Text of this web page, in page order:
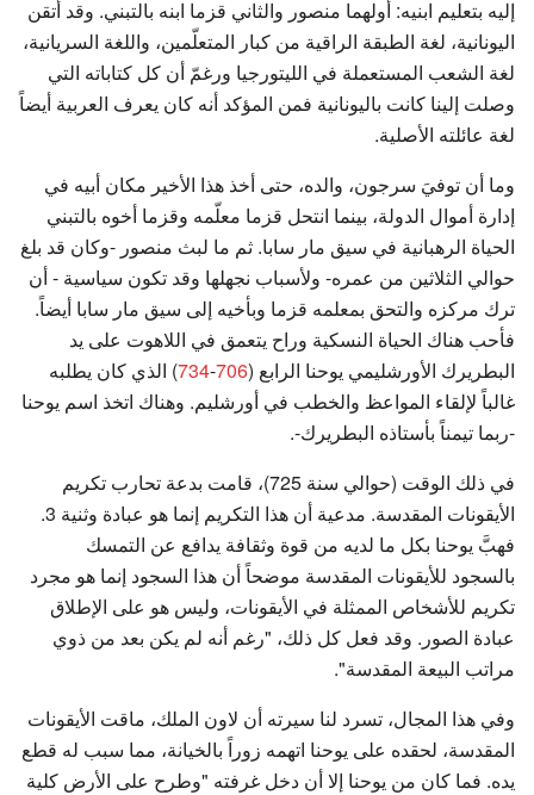
إليه بتعليم ابنيه: أولهما منصور والثاني قزما ابنه بالتبني. وقد أتقن
اليونانية، لغة الطبقة الراقية من كبار المتعلّمين، واللغة السريانية،
لغة الشعب المستعملة في الليتورجيا ورغمّ أن كل كتاباته التي
وصلت إلينا كانت باليونانية فمن المؤكد أنه كان يعرف العربية أيضاً
لغة عائلته الأصلية.
وما أن توفيَ سرجون، والده، حتى أخذ هذا الأخير مكان أبيه في
إدارة أموال الدولة، بينما انتحل قزما معلّمه وقزما أخوه بالتبني
الحياة الرهبانية في سيق مار سابا. ثم ما لبث منصور -وكان قد بلغ
حوالي الثلاثين من عمره- ولأسباب نجهلها وقد تكون سياسية - أن
ترك مركزه والتحق بمعلمه قزما وبأخيه إلى سيق مار سابا أيضاً.
فأحب هناك الحياة النسكية وراح يتعمق في اللاهوت على يد
البطريرك الأورشليمي يوحنا الرابع (706
-
734) الذي كان يطلبه
غالباً لإلقاء المواعظ والخطب في أورشليم. وهناك اتخذ اسم يوحنا
-ربما تيمناً بأستاذه البطريرك-.
في ذلك الوقت (حوالي سنة 725)، قامت بدعة تحارب تكريم
الأيقونات المقدسة. مدعية أن هذا التكريم إنما هو عبادة وثنية 3.
فهبَّ يوحنا بكل ما لديه من قوة وثقافة يدافع عن التمسك
بالسجود للأيقونات المقدسة موضحاً أن هذا السجود إنما هو مجرد
تكريم للأشخاص الممثلة في الأيقونات، وليس هو على الإطلاق
عبادة الصور. وقد فعل كل ذلك، "رغم أنه لم يكن بعد من ذوي
مراتب البيعة المقدسة".
وفي هذا المجال، تسرد لنا سيرته أن لاون الملك، ماقت الأيقونات
المقدسة، لحقده على يوحنا اتهمه زوراً بالخيانة، مما سبب له قطع
يده. فما كان من يوحنا إلا أن دخل غرفته "وطرح على الأرض كلية